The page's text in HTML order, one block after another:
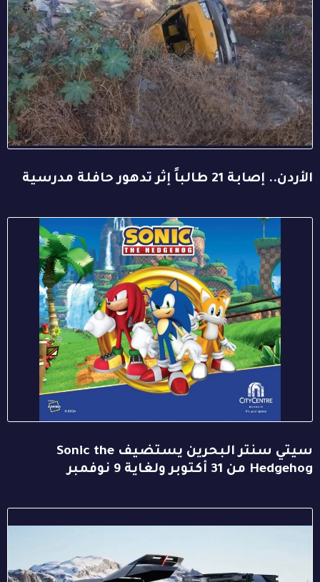
الأردن.. إصابة 21 طالباً إثر تدهور حافلة مدرسية
سيتي سنتر البحرين يستضيف Sonic the
Hedgehog من 31 أكتوبر ولغاية 9 نوفمبر